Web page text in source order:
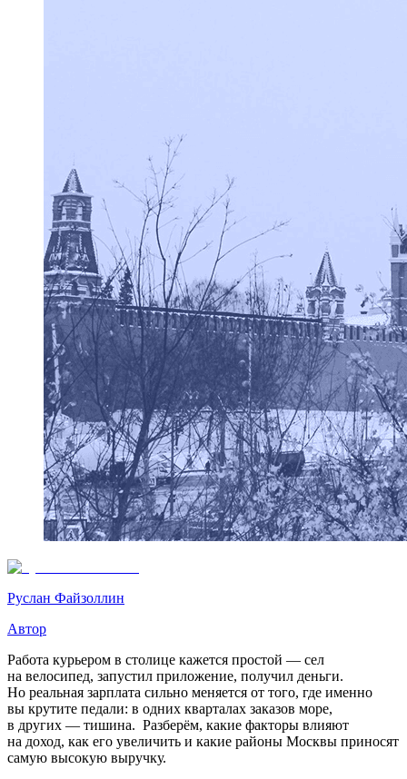
Руслан Файзоллин
Автор
Работа курьером в столице кажется простой — сел
на велосипед, запустил приложение, получил деньги.
Но реальная зарплата сильно меняется от того, где именно
вы крутите педали: в одних кварталах заказов море,
в других — тишина. Разберём, какие факторы влияют
на доход, как его увеличить и какие районы Москвы приносят
самую высокую выручку.